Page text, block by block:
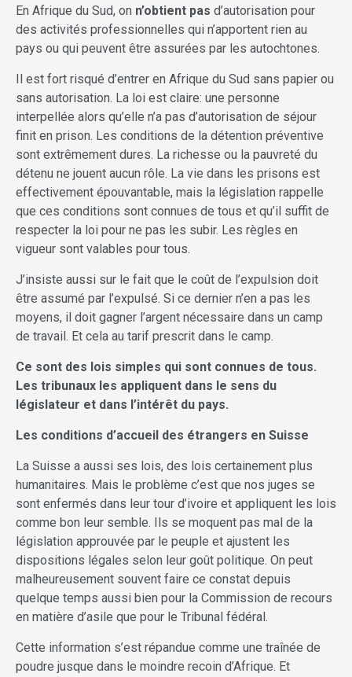
En Afrique du Sud, on n’obtient pas d’autorisation pour
des activités professionnelles qui n’apportent rien au
pays ou qui peuvent être assurées par les autochtones.
Il est fort risqué d’entrer en Afrique du Sud sans papier ou
sans autorisation. La loi est claire: une personne
interpellée alors qu’elle n’a pas d’autorisation de séjour
finit en prison. Les conditions de la détention préventive
sont extrêmement dures. La richesse ou la pauvreté du
détenu ne jouent aucun rôle. La vie dans les prisons est
effectivement épouvantable, mais la législation rappelle
que ces conditions sont connues de tous et qu’il suffit de
respecter la loi pour ne pas les subir. Les règles en
vigueur sont valables pour tous.
J’insiste aussi sur le fait que le coût de l’expulsion doit
être assumé par l’expulsé. Si ce dernier n’en a pas les
moyens, il doit gagner l’argent nécessaire dans un camp
de travail. Et cela au tarif prescrit dans le camp.
Ce sont des lois simples qui sont connues de tous.
Les tribunaux les appliquent dans le sens du
législateur et dans l’intérêt du pays.
Les conditions d’accueil des étrangers en Suisse
La Suisse a aussi ses lois, des lois certainement plus
humanitaires. Mais le problème c’est que nos juges se
sont enfermés dans leur tour d’ivoire et appliquent les lois
comme bon leur semble. Ils se moquent pas mal de la
législation approuvée par le peuple et ajustent les
dispositions légales selon leur goût politique. On peut
malheureusement souvent faire ce constat depuis
quelque temps aussi bien pour la Commission de recours
en matière d’asile que pour le Tribunal fédéral.
Cette information s’est répandue comme une traînée de
poudre jusque dans le moindre recoin d’Afrique. Et